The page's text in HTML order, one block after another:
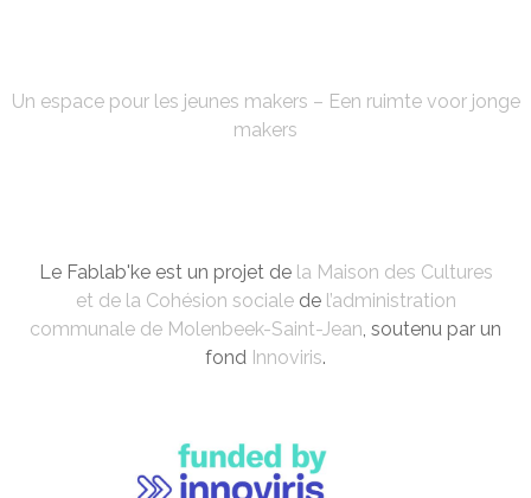
Un espace pour les jeunes makers – Een ruimte voor jonge
makers
Le Fablab'ke est un projet de la Maison des Cultures
et de la Cohésion socialede l’administration
communale de Molenbeek-Saint-Jean , soutenu par un
fond Innoviris.